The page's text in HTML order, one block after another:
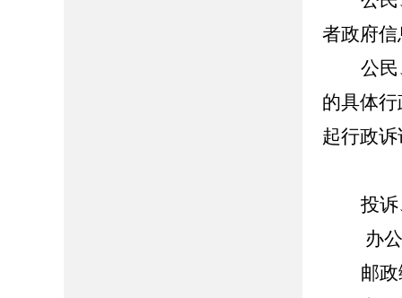
者政府
公
的具体
起行政
投
办
邮